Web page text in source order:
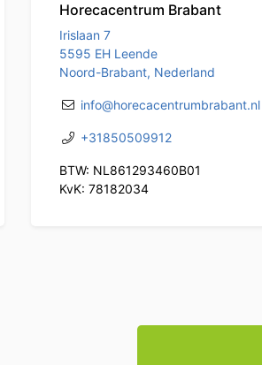
Horecacentrum Brabant
Irislaan 7
5595 EH Leende
Noord-Brabant, Nederland
info@horecacentrumbrabant.nl
+31850509912
BTW: NL861293460B01
KvK: 78182034